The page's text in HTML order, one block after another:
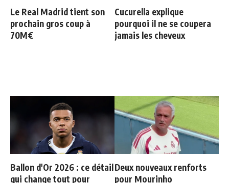
Le Real Madrid tient son
prochain gros coup à
70M€
Cucurella explique
pourquoi il ne se coupera
jamais les cheveux
Ballon d'Or 2026 : ce détail
qui change tout pour
Deux nouveaux renforts
pour Mourinho